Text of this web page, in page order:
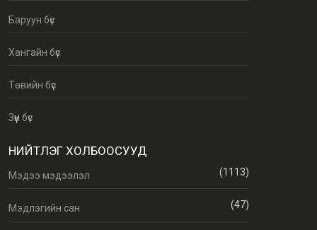
Баруун бүс
Хангайн бүс
Төвийн бүс
Зүүн бүс
НИЙТЛЭГ ХОЛБООСУУД
Мэдээ мэдээлэл (1113)
Мэдлэгийн сан (47)